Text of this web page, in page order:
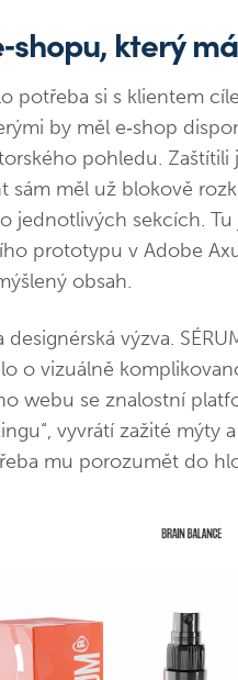
který
potřeba si s klientem
by měl e‑shop
pohledu. Zaštítili
sám měl už blokově
jednotlivých sekcích.
prototypu v Adobe
obsah.
designérská výzva.
o vizuálně
webu se znalostní
vyvrátí zažité mýty
mu porozumět do